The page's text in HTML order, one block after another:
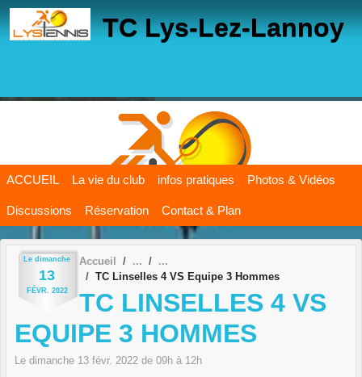
TC Lys-Lez-Lannoy
ACCUEIL La vie du club infos pratiques Photos & Vidéos
Discussions Réservation Contact & Plan
Le dimanche
13
FÉVR. 2022
Accueil
TC Linselles 4 VS Equipe 3 Hommes
TC LINSELLES 4 VS
EQUIPE 3 HOMMES
Le dimanche 13 févr. 2022 de 09h à 12h
Panneau de gestion des cookies